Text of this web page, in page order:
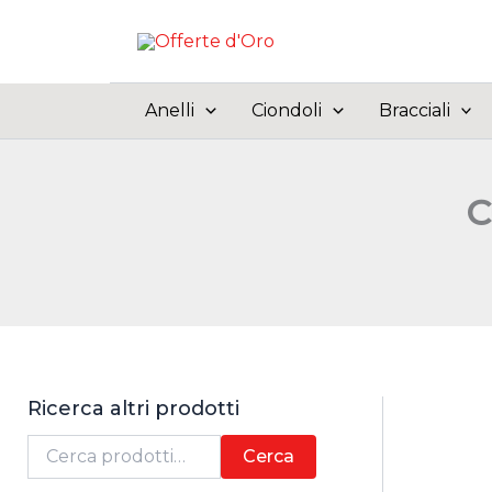
Anelli Ciondoli Bracciali
Ricerca altri prodotti
Cerca